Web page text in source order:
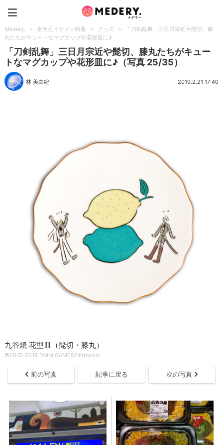
Medery. > 全次元イケメン特集 > グッズ >
「刀剣乱舞」三日月宗近や髭切、膝
丸たちがキュートなマグカップや花形皿に♪
「刀剣乱舞」三日月宗近や髭切、膝丸たちがキュー
トなマグカップや花形皿に♪（写真 25/35）
林 美由紀 2019.2.21 17:40
九谷焼 花型皿（髭切・膝丸）
©2015-2019 DMM GAMES/Nitroplus
前の写真 記事に戻る 次の写真